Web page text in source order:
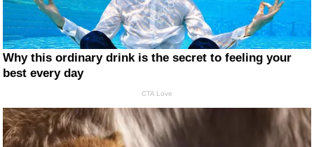
Why this ordinary drink is the secret to feeling your
best every day
CTA Love